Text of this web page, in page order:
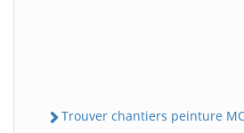
Trouver chantiers peinture